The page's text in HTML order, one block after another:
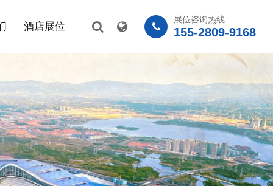
展位咨询热线
155-2809-9168
酒店展位